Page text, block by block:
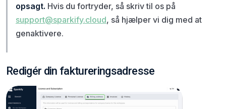
opsagt. Hvis du fortryder, så skriv til os på
support@sparkify.cloud, så hjælper vi dig med at
genaktivere.
Redigér din faktureringsadresse